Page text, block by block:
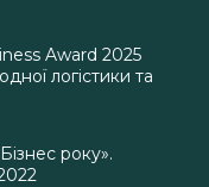
Award 2025
логістики та
року».